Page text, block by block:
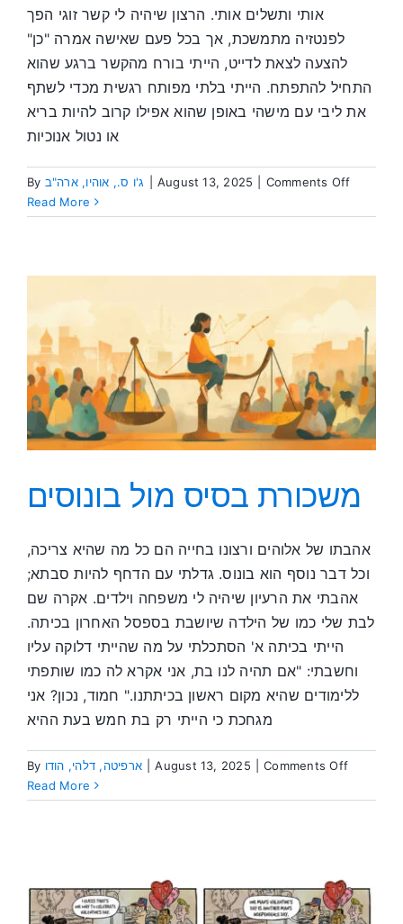
אותי ותשלים אותי. הרצון שיהיה לי קשר זוגי הפך
לפנטזיה מתמשכת, אך בכל פעם שאישה אמרה "כן"
להצעה לצאת לדייט, הייתי בורח מהקשר ברגע שהוא
התחיל להתפתח. הייתי בלתי מפותח רגשית מכדי לשתף
את ליבי עם מישהי באופן שהוא אפילו קרוב להיות בריא
או נטול אנוכיות
By ג'ו ס., אוהיו, ארה"ב August 13, 2025 Comments Offon
האליל
Read More
משכורת בסיס מול בונוסים
אהבתו של אלוהים ורצונו בחייה הם כל מה שהיא צריכה,
וכל דבר נוסף הוא בונוס. גדלתי עם הדחף להיות סבתא;
אהבתי את הרעיון שיהיה לי משפחה וילדים. אקרה שם
לבת שלי כמו של הילדה שיושבת בספסל האחרון בכיתה.
הייתי בכיתה א' הסתכלתי על מה שהייתי דלוקה עליו
וחשבתי: "אם תהיה לנו בת, אני אקרא לה כמו שותפתי
ללימודים שהיא מקום ראשון בכיתתנו." חמוד, נכון? אני
מגחכת כי הייתי רק בת חמש בעת ההיא
By ארפיטה, דלהי, הודו August 13, 2025 Comments Offon
בסיס
Read More